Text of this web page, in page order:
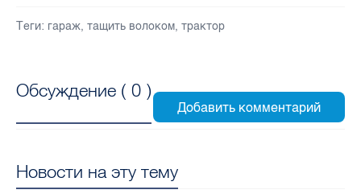
Теги: гараж, тащить волоком, трактор
Обсуждение ( 0 )
Новости на эту тему